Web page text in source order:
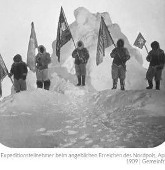
Expeditionsteilnehmer beim angeblichen Erreichen des Nordpols,
1909 |